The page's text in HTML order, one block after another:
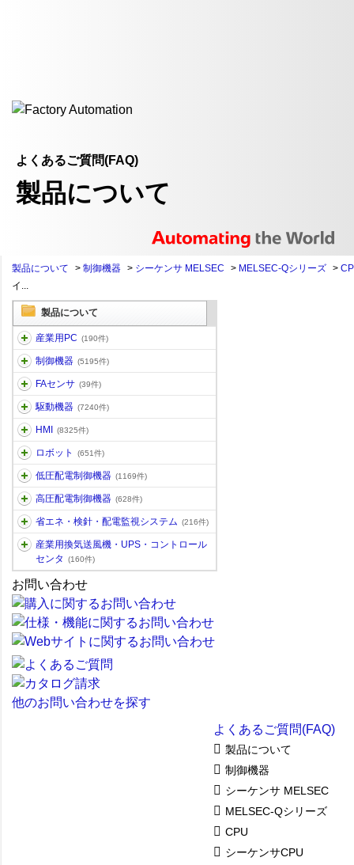
よくあるご質問(FAQ)
製品について
製品について > 制御機器 > シーケンサ MELSEC > MELSEC-Qシリーズ >
イ...
製品について
産業用PC (190件)
制御機器 (5195件)
FAセンサ (39件)
駆動機器 (7240件)
HMI (8325件)
ロボット (651件)
低圧配電制御機器 (1169件)
高圧配電制御機器 (628件)
省エネ・検針・配電監視システム (216件)
産業用換気送風機・UPS・コントロール
センタ
(160件)
お問い合わせ
他のお問い合わせを探す
よくあるご質問(FAQ)
製品について
制御機器
シーケンサ MELSEC
MELSEC-Qシリーズ
CPU
シーケンサCPU